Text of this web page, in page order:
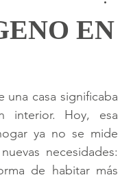
EN
una casa significaba
interior. Hoy, esa
ya no se mide
necesidades:
de habitar más